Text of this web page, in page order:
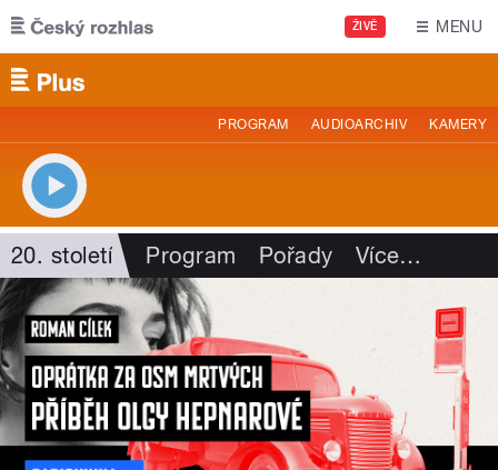
Přejít k hlavnímu obsahu
ŽIVĚ MENU
PROGRAM AUDIOARCHIV KAMERY
20. století Program Pořady Více…